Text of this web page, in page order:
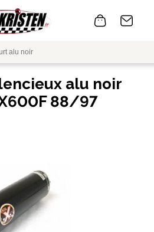
alu noir
alu noir
88/97